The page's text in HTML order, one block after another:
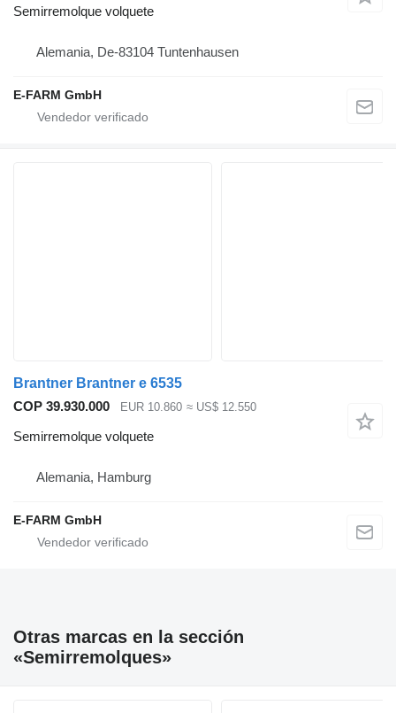
Semirremolque volquete
Alemania, De-83104 Tuntenhausen
E-FARM GmbH
Brantner Brantner e 6535
COP 39.930.000
EUR 10.860 ≈ US$ 12.550
Semirremolque volquete
Alemania, Hamburg
E-FARM GmbH
Otras marcas en la sección
«Semirremolques»